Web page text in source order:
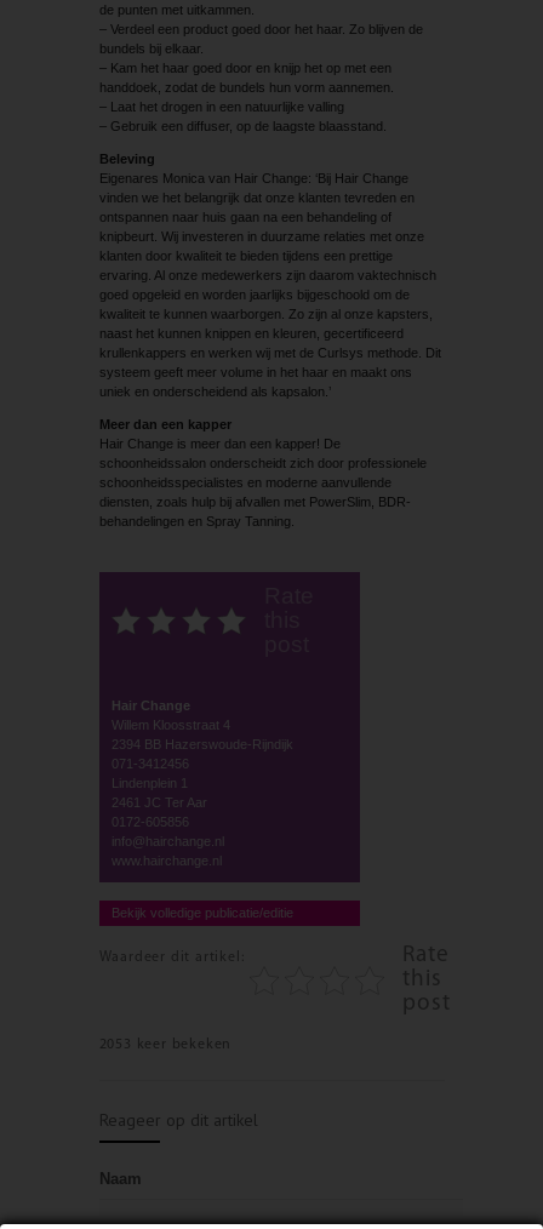
de punten met uitkammen.
– Verdeel een product goed door het haar. Zo blijven de
bundels bij elkaar.
– Kam het haar goed door en knijp het op met een
handdoek, zodat de bundels hun vorm aannemen.
– Laat het drogen in een natuurlijke valling
– Gebruik een diffuser, op de laagste blaasstand.
Beleving
Eigenares Monica van Hair Change: ‘Bij Hair Change
vinden we het belangrijk dat onze klanten tevreden en
ontspannen naar huis gaan na een behandeling of
knipbeurt. Wij investeren in duurzame relaties met onze
klanten door kwaliteit te bieden tijdens een prettige
ervaring. Al onze medewerkers zijn daarom vaktechnisch
goed opgeleid en worden jaarlijks bijgeschoold om de
kwaliteit te kunnen waarborgen. Zo zijn al onze kapsters,
naast het kunnen knippen en kleuren, gecertificeerd
krullenkappers en werken wij met de Curlsys methode. Dit
systeem geeft meer volume in het haar en maakt ons
uniek en onderscheidend als kapsalon.’
Meer dan een kapper
Hair Change is meer dan een kapper! De
schoonheidssalon onderscheidt zich door professionele
schoonheidsspecialistes en moderne aanvullende
diensten, zoals hulp bij afvallen met PowerSlim, BDR-
behandelingen en Spray Tanning.
Hair Change
Willem Kloosstraat 4
2394 BB Hazerswoude-Rijndijk
071-3412456
Lindenplein 1
2461 JC Ter Aar
0172-605856
info@hairchange.nl
www.hairchange.nl
Bekijk volledige publicatie/editie
Waardeer dit artikel:
Rate
this
post
2053 keer bekeken
Reageer op dit artikel
Naam